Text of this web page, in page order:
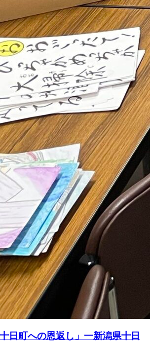
十日町への恩返し」一新潟県十日